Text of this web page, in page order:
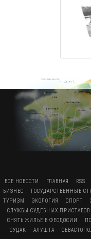
ВСЕ НОВОСТИ ГЛАВНАЯ RSS
БИЗНЕС
ГОСУДАРСТВЕННЫЕ
ТУРИЗМ
ЭКОЛОГИЯ СПОРТ
СЛУЖБЫ СУДЕБНЫХ ПРИСТАВОВ
СНЯТЬ ЖИЛЬЁ В ФЕОДОСИИ
СУДАК
АЛУШТА